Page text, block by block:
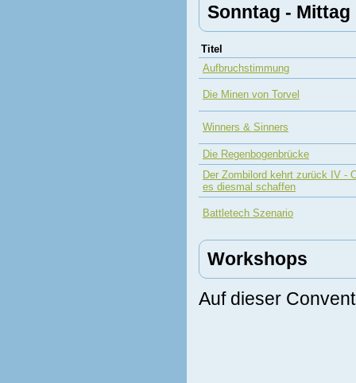
Sonntag - Mittag
Titel
Aufbruchstimmung
Die Minen von Torvel
Winners & Sinners
Die Regenbogenbrücke
Der Zombilord kehrt zurück IV -
es diesmal schaffen
Battletech Szenario
Workshops
Auf dieser